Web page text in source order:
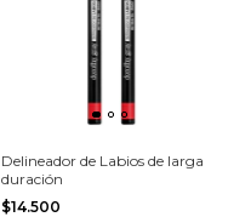
Delineador de Labios de larga
duración
$14.500